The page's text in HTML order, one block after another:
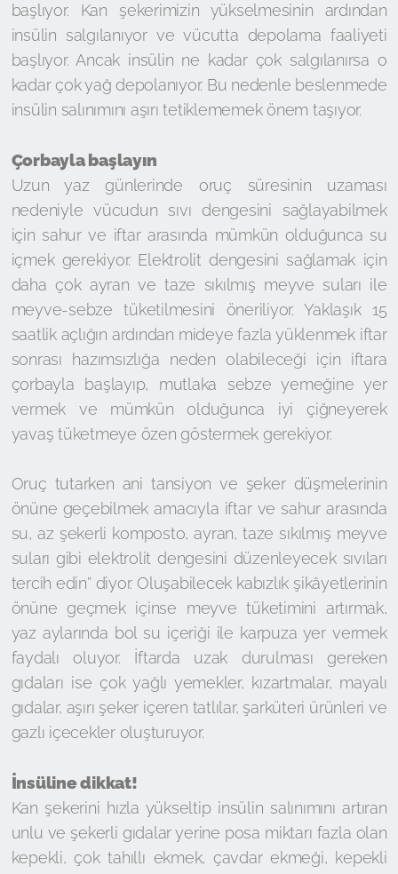
başlıyor. Kan şekerimizin yükselmesinin ardından
insülin salgılanıyor ve vücutta depolama faaliyeti
başlıyor. Ancak insülin ne kadar çok salgılanırsa o
kadar çok yağ depolanıyor. Bu nedenle beslenmede
insülin salınımını aşırı tetiklememek önem taşıyor.
Çorbayla başlayın
Uzun yaz günlerinde oruç süresinin uzaması
nedeniyle vücudun sıvı dengesini sağlayabilmek
için sahur ve iftar arasında mümkün olduğunca su
içmek gerekiyor. Elektrolit dengesini sağlamak için
daha çok ayran ve taze sıkılmış meyve suları ile
meyve-sebze tüketilmesini öneriliyor. Yaklaşık 15
saatlik açlığın ardından mideye fazla yüklenmek iftar
sonrası hazımsızlığa neden olabileceği için iftara
çorbayla başlayıp, mutlaka sebze yemeğine yer
vermek ve mümkün olduğunca iyi çiğneyerek
yavaş tüketmeye özen göstermek gerekiyor.
Oruç tutarken ani tansiyon ve şeker düşmelerinin
önüne geçebilmek amacıyla iftar ve sahur arasında
su, az şekerli komposto, ayran, taze sıkılmış meyve
suları gibi elektrolit dengesini düzenleyecek sıvıları
tercih edin” diyor. Oluşabilecek kabızlık şikâyetlerinin
önüne geçmek içinse meyve tüketimini artırmak,
yaz aylarında bol su içeriği ile karpuza yer vermek
faydalı oluyor. İftarda uzak durulması gereken
gıdaları ise çok yağlı yemekler, kızartmalar, mayalı
gıdalar, aşırı şeker içeren tatlılar, şarküteri ürünleri ve
gazlı içecekler oluşturuyor.
İnsüline dikkat!
Kan şekerini hızla yükseltip insülin salınımını artıran
unlu ve şekerli gıdalar yerine posa miktarı fazla olan
kepekli, çok tahıllı ekmek, çavdar ekmeği, kepekli